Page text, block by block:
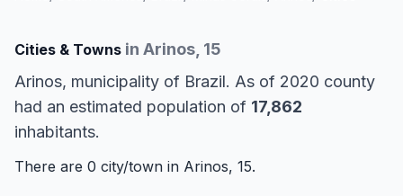
Cities & Towns in Arinos, 15
Arinos, municipality of Brazil. As of 2020 county
had an estimated population of 17,862
inhabitants.
There are 0 city/town in Arinos, 15.